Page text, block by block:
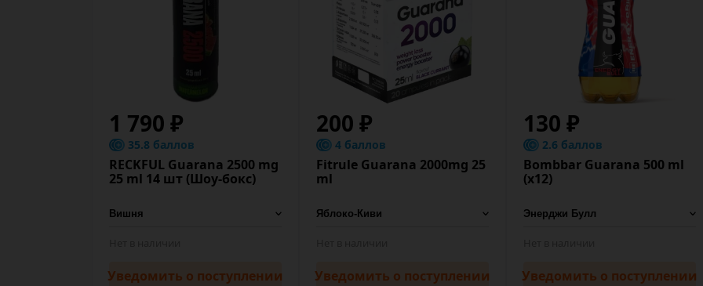
1 790 ₽
35.8 баллов
RECKFUL Guarana 2500 mg
25 ml 14 шт (Шоу-бокс)
Уведомить о поступлении
200 ₽
4 баллов
Fitrule Guarana 2000mg 25
ml
Уведомить о поступлении
130 ₽
2.6 баллов
Bombbar Guarana 500 ml
(x12)
Уведомить о поступлении